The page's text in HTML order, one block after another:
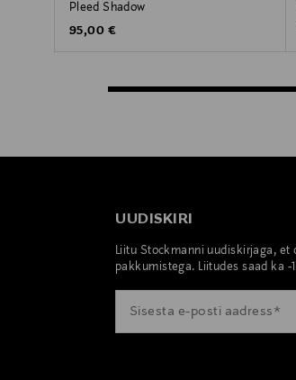
Pleed Shadow
Original Price
95,00 €
UUDISKIRI
Liitu Stockmanni uudiskirjaga,
pakkumistega. Liitudes saad ka